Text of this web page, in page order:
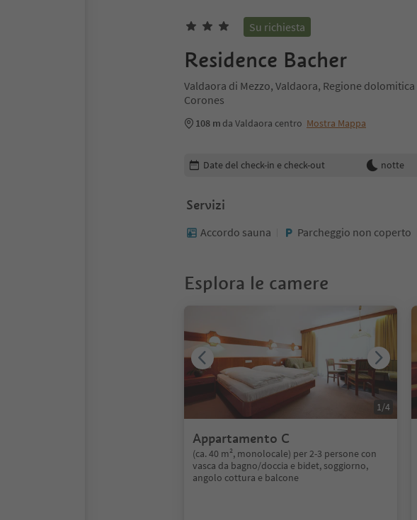
Su richiesta
Residence Bacher
Valdaora di Mezzo, Valdaora, Regione dolomitica
Corones
108 m da Valdaora centro Mostra Mappa
Modifica i dettagli della prenotazione
Date del check-in e check-out notte
Servizi
Accordo sauna Parcheggio non coperto
Esplora le camere
Appartamento C
(ca. 40 m², monolocale) per 2-3 persone con
vasca da bagno/doccia e bidet, soggiorno,
angolo cottura e balcone
1/4